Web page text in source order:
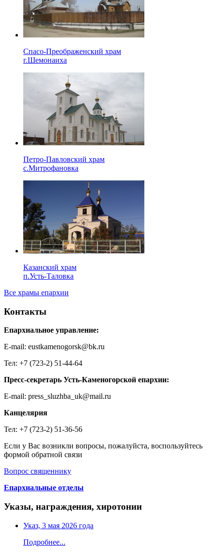
Спасо-Преображенский храм
г.Шемонаиха
Петро-Павловский храм
с.Митрофановка
Казанский храм
п.Усть-Таловка
Все храмы епархии
Контакты
Епархиальное управление:
E-mail: eustkamenogorsk@bk.ru
Тел: +7 (723-2) 51-44-64
Пресс-секретарь Усть-Каменогорской епархии:
E-mail: press_sluzhba_uk@mail.ru
Канцелярия
Тел: +7 (723-2) 51-36-56
Если у Вас возникли вопросы, пожалуйста, воспользуйтесь
формой обратной связи
Вопрос священнику
Епархиальные отделы
Указы, награждения, хиротонии
Указ, 3 мая 2026 года
Подробнее...